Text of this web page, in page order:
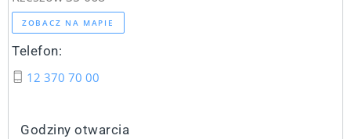
ZOBACZ NA MAPIE
Telefon:
12 370 70 00
Godziny otwarcia